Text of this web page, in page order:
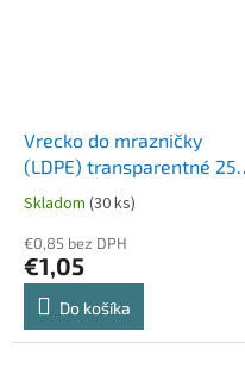
Vrecko do mrazničky
(LDPE) transparentné 25 x
32 cm 3L `L` [30 ks]
Skladom (30 ks)
€0,85 bez DPH
€1,05
Do košíka